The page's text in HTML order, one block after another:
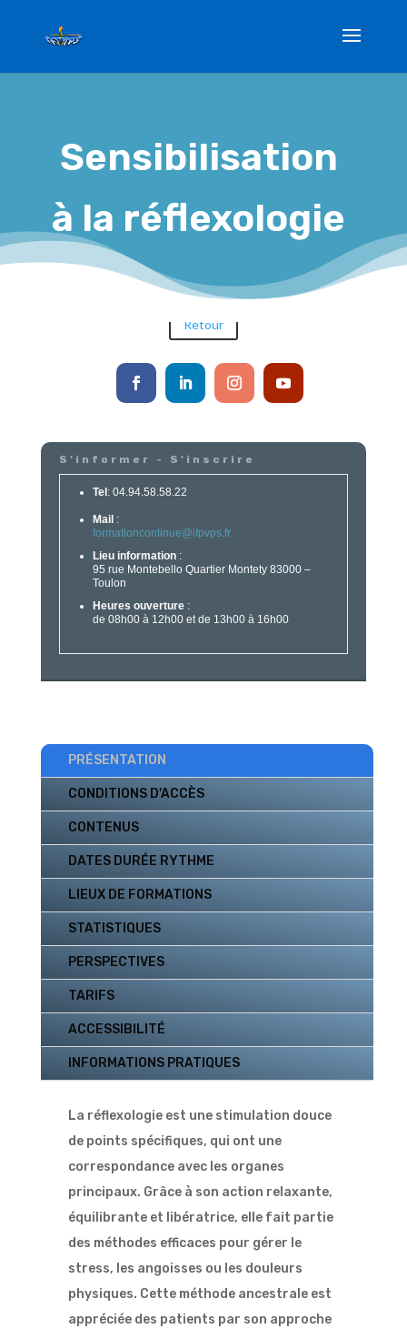
5 Fév 2021
Sensibilisation
à la réflexologie
Retour
S'informer - S'inscrire
Tel : 04.94.58.58.22
Mail :
formationcontinue@ifpvps.fr
Lieu information:
95 rue Montebello Quartier Montety 83000 –
Toulon
Heures ouverture:
de 08h00 à 12h00 et de 13h00 à 16h00
PRÉSENTATION
CONDITIONS D'ACCÈS
CONTENUS
DATES DURÉE RYTHME
LIEUX DE FORMATIONS
STATISTIQUES
PERSPECTIVES
TARIFS
ACCESSIBILITÉ
INFORMATIONS PRATIQUES
La réflexologie est une stimulation douce
de points spécifiques, qui ont une
correspondance avec les organes
principaux. Grâce à son action relaxante,
équilibrante et libératrice, elle fait partie
des méthodes efficaces pour gérer le
stress, les angoisses ou les douleurs
physiques. Cette méthode ancestrale est
appréciée des patients par son approche